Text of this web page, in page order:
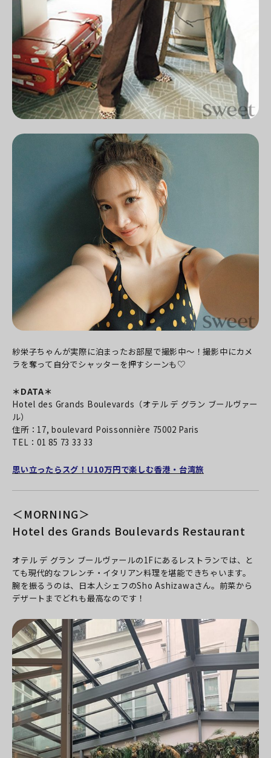
紗栄子ちゃんが実際に泊まったお部屋で撮影中～！撮影中にカメ
ラを奪って自分でシャッターを押すシーンも♡
＊DATA＊
Hotel des Grands Boulevards（オテル デ グラン ブールヴァー
ル）
住所：17, boulevard Poissonnière 75002 Paris
TEL：01 85 73 33 33
思い立ったらスグ！U10万円で楽しむ香港・台湾旅
＜MORNING＞
Hotel des Grands Boulevards Restaurant
オテル デ グラン ブールヴァールの1Fにあるレストランでは、と
ても現代的なフレンチ・イタリアン料理を堪能できちゃいます。
腕を振るうのは、日本人シェフのSho Ashizawaさん。前菜から
デザートまでどれも最高なのです！